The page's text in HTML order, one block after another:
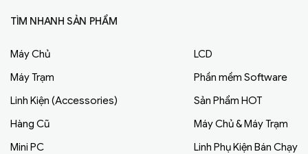
TÌM NHANH SẢN PHẨM
Máy Chủ
Máy Trạm
Linh Kiện (Accessories)
Hàng Cũ
Mini PC
LCD
Phần mềm Software
Sản Phẩm HOT
Máy Chủ & Máy Trạm
Linh Phụ Kiện Bán Chạy